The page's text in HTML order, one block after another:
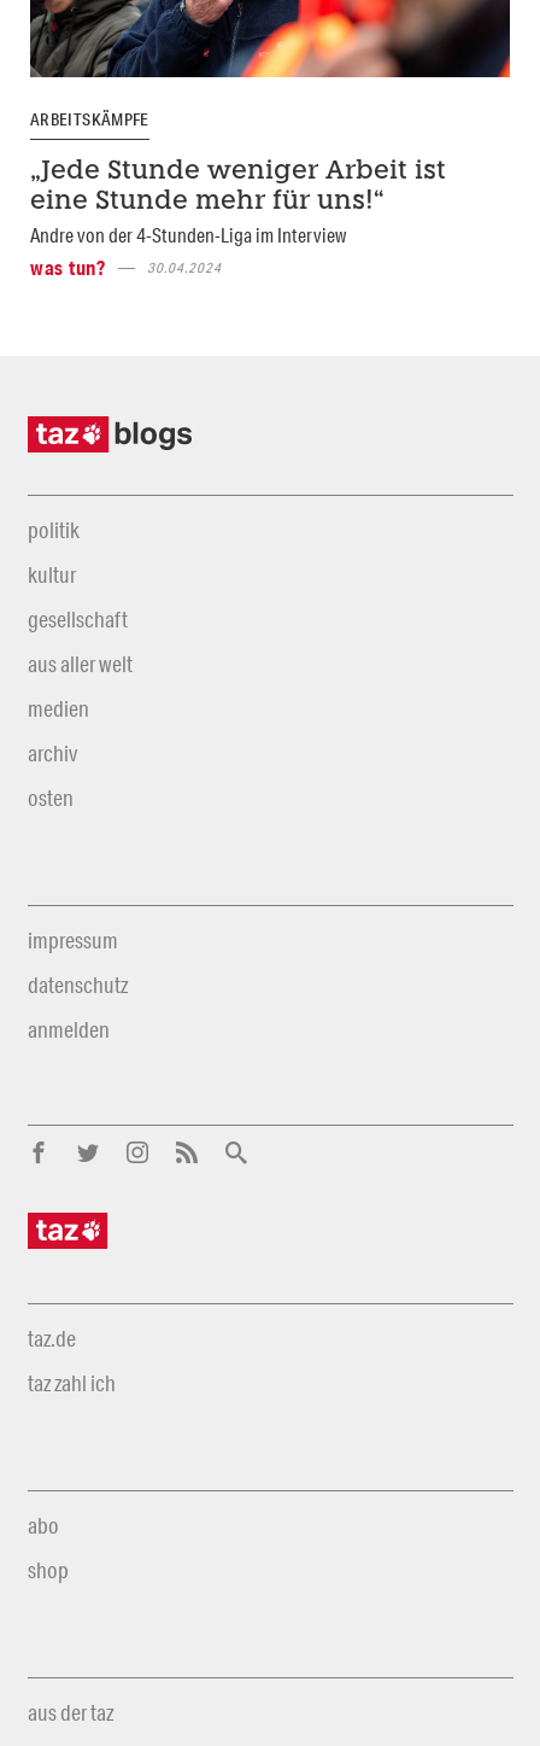
ARBEITSKÄMPFE
„Jede Stunde weniger Arbeit ist
eine Stunde mehr für uns!“
Andre von der 4-Stunden-Liga im Interview
was tun?
30.04.2024
politik
kultur
gesellschaft
aus aller welt
medien
archiv
osten
impressum
datenschutz
anmelden
taz.de
taz zahl ich
abo
shop
aus der taz